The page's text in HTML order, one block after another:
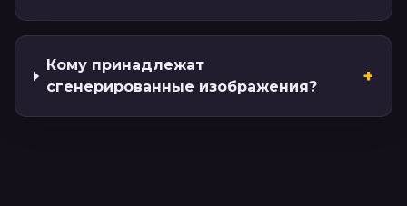
Кому принадлежат
сгенерированные изображения?
+